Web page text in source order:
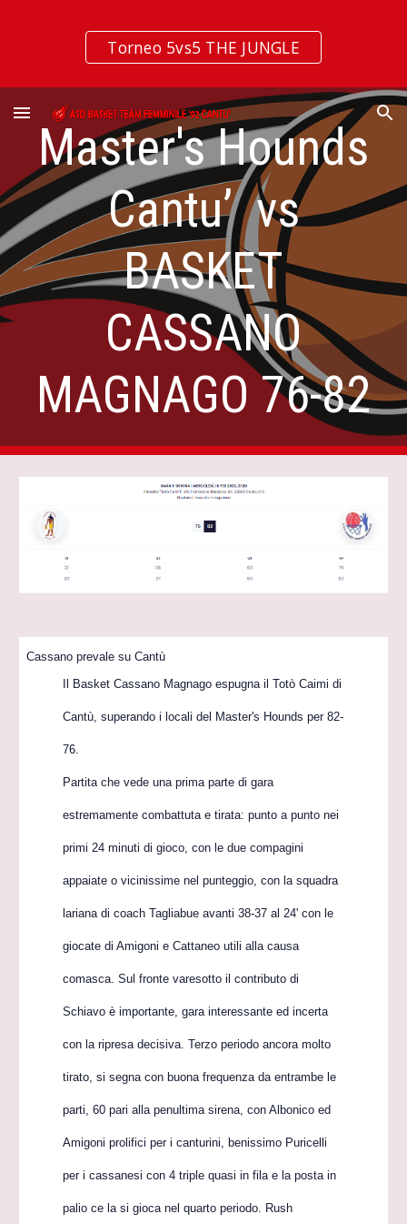
Skip to main content Skip to navigation
Torneo 5vs5 THE JUNGLE
Master's Hounds
Cantu’ vs
BASKET
CASSANO
MAGNAGO 76-82
Cassano prevale su Cantù
Il Basket Cassano Magnago espugna il Totò Caimi di
Cantù, superando i locali del Master's Hounds per 82-
76.
Partita che vede una prima parte di gara
estremamente combattuta e tirata: punto a punto nei
primi 24 minuti di gioco, con le due compagini
appaiate o vicinissime nel punteggio, con la squadra
lariana di coach Tagliabue avanti 38-37 al 24' con le
giocate di Amigoni e Cattaneo utili alla causa
comasca. Sul fronte varesotto il contributo di
Schiavo è importante, gara interessante ed incerta
con la ripresa decisiva. Terzo periodo ancora molto
tirato, si segna con buona frequenza da entrambe le
parti, 60 pari alla penultima sirena, con Albonico ed
Amigoni prolifici per i canturini, benissimo Puricelli
per i cassanesi con 4 triple quasi in fila e la posta in
palio ce la si gioca nel quarto periodo. Rush